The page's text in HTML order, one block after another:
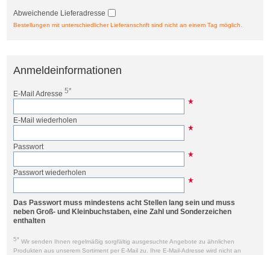
Abweichende Lieferadresse
Bestellungen mit unterschiedlicher Lieferanschrift sind nicht an einem Tag möglich.
Anmeldeinformationen
E-Mail Adresse 5*
E-Mail wiederholen
Passwort
Passwort wiederholen
Das Passwort muss mindestens acht Stellen lang sein und muss
neben Groß- und Kleinbuchstaben, eine Zahl und Sonderzeichen
enthalten
5* Wir senden Ihnen regelmäßig sorgfältig ausgesuchte Angebote zu ähnlichen
Produkten aus unserem Sortiment per E-Mail zu. Ihre E-Mail-Adresse wird nicht an